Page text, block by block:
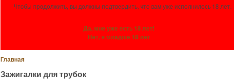
Чтобы продолжить, вы должны подтвердить, что вам уже исполнилось 18 лет.
Да, мне уже есть 18 лет!
Нет, я младше 18 лет
Главная
Зажигалки для трубок